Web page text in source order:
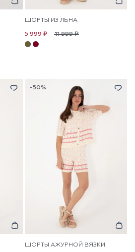
ШОРТЫ ИЗ ЛЬНА
11 999 ₽
5 999 ₽
-50%
ШОРТЫ АЖУРНОЙ ВЯЗКИ